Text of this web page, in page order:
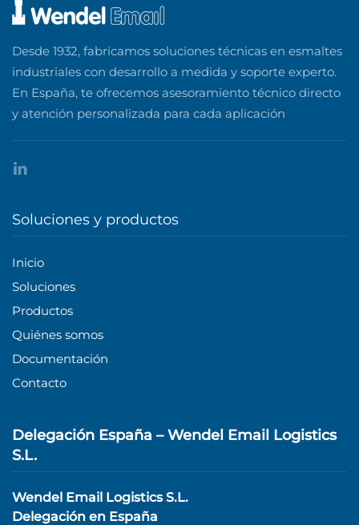
Desde 1932, fabricamos soluciones técnicas en esmaltes
industriales con desarrollo a medida y soporte experto.
En España, te ofrecemos asesoramiento técnico directo
y atención personalizada para cada aplicación
Soluciones y productos
Inicio
Soluciones
Productos
Quiénes somos
Documentación
Contacto
Delegación España – Wendel Email Logistics
S.L.
Wendel Email Logistics S.L.
Delegación en España